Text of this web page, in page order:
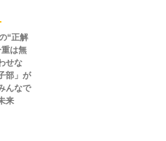
“正解
重は無
せな
部」が
んなで
来